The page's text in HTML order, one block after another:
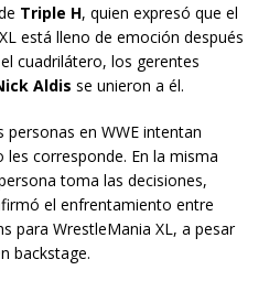
Triple H, quien expresó que el
está lleno de emoción después
cuadrilátero, los gerentes
Aldis se unieron a él.
personas en WWE intentan
corresponde. En la misma
toma las decisiones,
el enfrentamiento entre
para WrestleMania XL, a pesar
backstage.